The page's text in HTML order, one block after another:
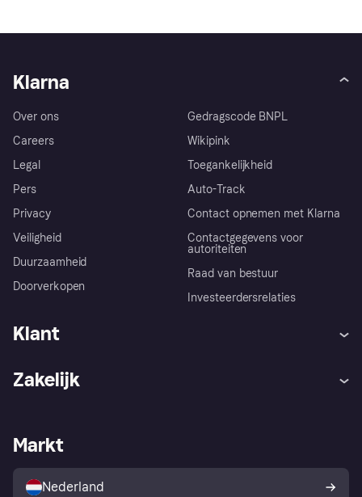
Klarna
Over ons
Careers
Legal
Pers
Privacy
Veiligheid
Duurzaamheid
Doorverkopen
Gedragscode BNPL
Wikipink
Toegankelijkheid
Auto-Track
Contact opnemen met Klarna
Contactgegevens voor
autoriteiten
Raad van bestuur
Investeerdersrelaties
Klant
Winkeloverzicht
Kopersbescherming voor
consumenten
Zakelijk
Zakelijke login
Markt
Nederland